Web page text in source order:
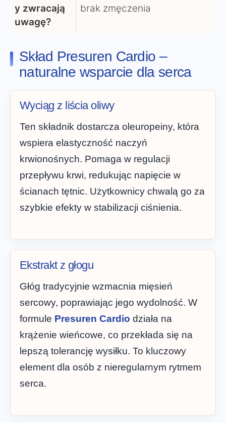
y zwracają
uwagę?
brak zmęczenia
Skład Presuren Cardio –
naturalne wsparcie dla serca
Wyciąg z liścia oliwy
Ten składnik dostarcza oleuropeiny, która
wspiera elastyczność naczyń
krwionośnych. Pomaga w regulacji
przepływu krwi, redukując napięcie w
ścianach tętnic. Użytkownicy chwalą go za
szybkie efekty w stabilizacji ciśnienia.
Ekstrakt z głogu
Głóg tradycyjnie wzmacnia mięsień
sercowy, poprawiając jego wydolność. W
formule Presuren Cardio działa na
krążenie wieńcowe, co przekłada się na
lepszą tolerancję wysiłku. To kluczowy
element dla osób z nieregularnym rytmem
serca.